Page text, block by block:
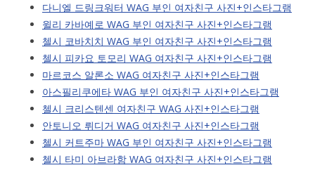
다니엘 드링크워터 WAG 부인 여자친구 사진+인스타그램
윌리 카바예로 WAG 부인 여자친구 사진+인스타그램
첼시 코바치치 WAG 부인 여자친구 사진+인스타그램
첼시 피카요 토모리 WAG 여자친구 사진+인스타그램
마르코스 알론소 WAG 여자친구 사진+인스타그램
아스필리쿠에타 WAG 부인 여자친구 사진+인스타그램
첼시 크리스텐센 여자친구 WAG 사진+인스타그램
안토니오 뤼디거 WAG 여자친구 사진+인스타그램
첼시 커트주마 WAG 부인 여자친구 사진+인스타그램
첼시 타미 아브라함 WAG 여자친구 사진+인스타그램